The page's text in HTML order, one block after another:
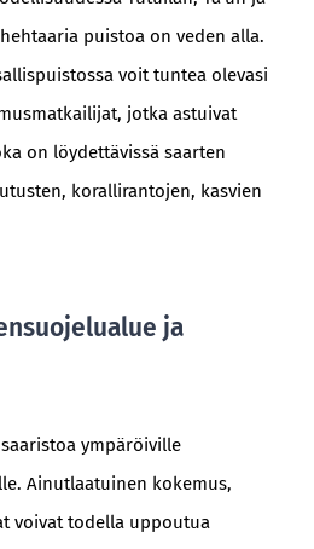
puistoa on veden alla.
voit tuntea olevasi
jotka astuivat
on löydettävissä saarten
korallirantojen, kasvien
ja
ympäröiville
Ainutlaatuinen kokemus,
voivat todella uppoutua